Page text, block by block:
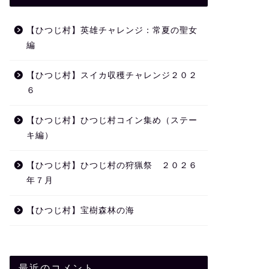
【ひつじ村】英雄チャレンジ：常夏の聖女
編
【ひつじ村】スイカ収穫チャレンジ２０２
６
【ひつじ村】ひつじ村コイン集め（ステー
キ編）
【ひつじ村】ひつじ村の狩猟祭 ２０２６
年７月
【ひつじ村】宝樹森林の海